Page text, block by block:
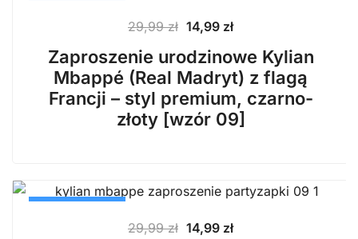
29,99zł Pierwotna
cena
wynosiła:
29,99 zł.
14,99 złAktualna
wynosi:
14,99 zł.
Zaproszenie urodzinowe Kylian
Mbappé (Real Madryt) z flagą
Francji – styl premium, czarno-
złoty [wzór 09]
29,99zł Pierwotna
14,99 złAktualna